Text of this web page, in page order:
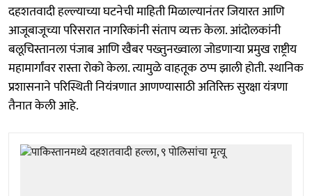
दहशतवादी हल्ल्याच्या घटनेची माहिती मिळाल्यानंतर जियारत आणि
आजूबाजूच्या परिसरात नागरिकांनी संताप व्यक्त केला. आंदोलकांनी
बलूचिस्तानला पंजाब आणि खैबर पख्तुनख्वाला जोडणाऱ्या प्रमुख राष्ट्रीय
महामार्गांवर रास्ता रोको केला. त्यामुळे वाहतूक ठप्प झाली होती. स्थानिक
प्रशासनाने परिस्थिती नियंत्रणात आणण्यासाठी अतिरिक्त सुरक्षा यंत्रणा
तैनात केली आहे.